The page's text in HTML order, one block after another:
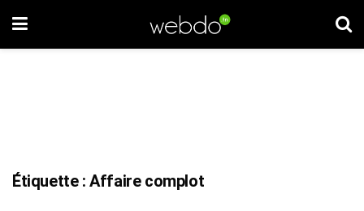
Étiquette :Affaire complot